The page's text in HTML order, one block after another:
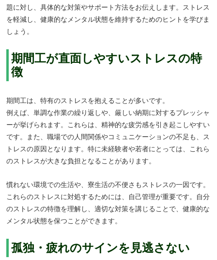
題に対し、具体的な対策やサポート方法をお伝えします。ストレス
を軽減し、健康的なメンタル状態を維持するためのヒントを学びま
しょう。
期間工が直面しやすいストレスの特
徴
期間工は、特有のストレスを抱えることが多いです。
例えば、単調な作業の繰り返しや、厳しい納期に対するプレッシャ
ーが挙げられます。これらは、精神的な疲労感を引き起こしやすい
です。また、職場での人間関係やコミュニケーションの不足も、ス
トレスの原因となります。特に未経験者や若者にとっては、これら
のストレスが大きな負担となることがあります。
慣れない環境での生活や、寮生活の不便さもストレスの一因です。
これらのストレスに対処するためには、自己管理が重要です。自分
のストレスの特徴を理解し、適切な対策を講じることで、健康的な
メンタル状態を保つことができます。
孤独・疲れのサインを見逃さない